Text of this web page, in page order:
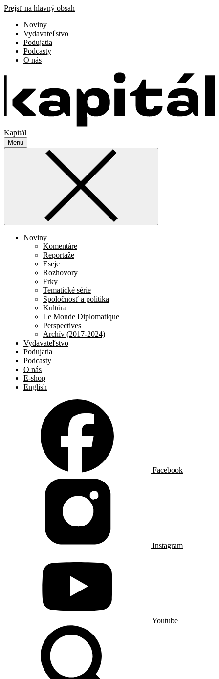
Prejsť na hlavný obsah
Noviny
Vydavateľstvo
Podujatia
Podcasty
O nás
Kapitál
Menu
Noviny
Komentáre
Reportáže
Eseje
Rozhovory
Frky
Tematické série
Spoločnosť a politika
Kultúra
Le Monde Diplomatique
Perspectives
Archív (2017-2024)
Vydavateľstvo
Podujatia
Podcasty
O nás
E-shop
English
Facebook
Instagram
Youtube